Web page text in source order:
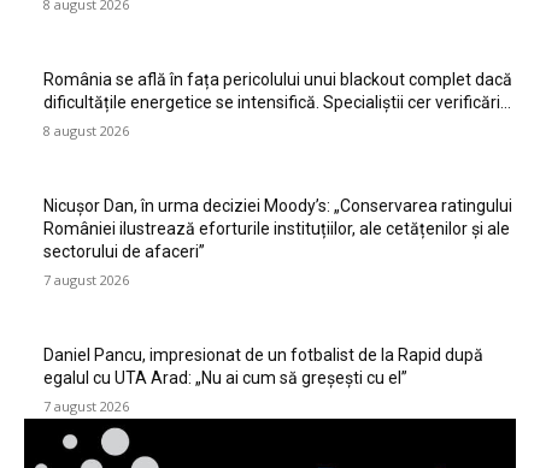
8 august 2026
România se află în fața pericolului unui blackout complet dacă
dificultățile energetice se intensifică. Specialiștii cer verificări…
8 august 2026
Nicușor Dan, în urma deciziei Moody’s: „Conservarea ratingului
României ilustrează eforturile instituțiilor, ale cetățenilor și ale
sectorului de afaceri”
7 august 2026
Daniel Pancu, impresionat de un fotbalist de la Rapid după
egalul cu UTA Arad: „Nu ai cum să greșești cu el”
7 august 2026